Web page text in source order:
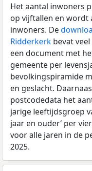
Het aantal inwoners
op vijftallen en wordt
inwoners. De
Ridderkerk bevat
een document met
gemeente per
bevolkingspiramide
en geslacht.
postcodedata het
jarige leeftijdsgroep
jaar en ouder’ per
voor alle jaren in de
2025.